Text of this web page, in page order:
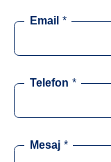
Email *
Telefon *
Mesaj *